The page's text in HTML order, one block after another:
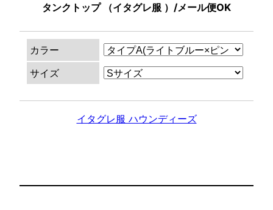
タンクトップ （イタグレ服 ）/メール便OK
カラー
サイズ
イタグレ服 ハウンディーズ